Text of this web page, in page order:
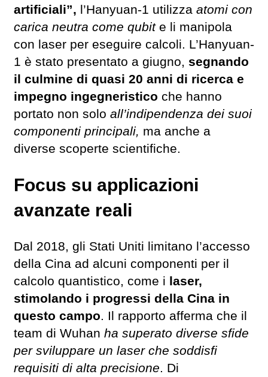
artificiali”, l’Hanyuan-1 utilizza atomi con
carica neutra come qubite li manipola
con laser per eseguire calcoli. L’Hanyuan-
1 è stato presentato a giugno, segnando
il culmine di quasi 20 anni di ricerca e
impegno ingegneristico che hanno
portato non solo all’indipendenza dei suoi
componenti principali, ma anche a
diverse scoperte scientifiche.
Focus su applicazioni
avanzate reali
Dal 2018, gli Stati Uniti limitano l’accesso
della Cina ad alcuni componenti per il
calcolo quantistico, come i laser,
stimolando i progressi della Cina in
questo campo. Il rapporto afferma che il
team di Wuhan ha superato diverse sfide
per sviluppare un laser che soddisfi
requisiti di alta precisione. Di